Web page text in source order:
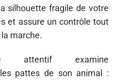
silhouette fragile de votre
et assure un contrôle tout
marche.
attentif examine
pattes de son animal :